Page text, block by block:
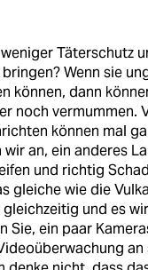
Täterschutz
Wenn sie
können, dann
noch vermummen.
können mal
an, ein anderes
und richtig
gleiche wie die
gleichzeitig und es
Sie, ein paar
an